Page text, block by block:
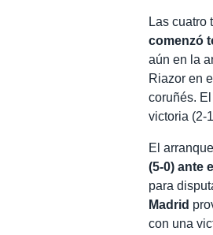
Las cuatro
comenzó
aún en la
Riazor en
coruñés.
victoria (2-
El
(5-0) ante
para
Madrid
con una